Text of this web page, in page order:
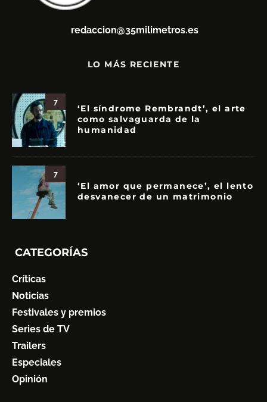
redaccion@35milimetros.es
LO MÁS RECIENTE
7
‘El síndrome Rembrandt’, el arte
como salvaguarda de la
humanidad
7
‘El amor que permanece’, el lento
desvanecer de un matrimonio
CATEGORÍAS
Críticas
Noticias
Festivales y premios
Series de TV
Trailers
Especiales
Opinión